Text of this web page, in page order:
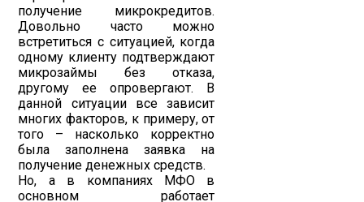
получение микрокредитов.
Довольно часто можно
встретиться с ситуацией, когда
одному клиенту подтверждают
микрозаймы без отказа,
другому ее опровергают. В
данной ситуации все зависит
многих факторов, к примеру, от
того – насколько корректно
была заполнена заявка на
получение денежных средств.
Но, а в компаниях МФО в
основном работает